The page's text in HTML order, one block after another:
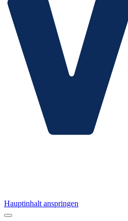
Hauptinhalt anspringen